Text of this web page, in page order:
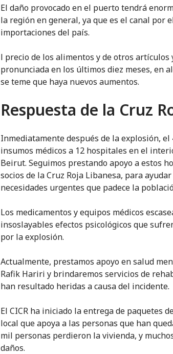
El daño provocado en el puerto tendrá
la región en general, ya que es el canal por
importaciones del país.
l precio de los alimentos y de otros
pronunciada en los últimos diez meses, en
se teme que haya nuevos aumentos.
Respuesta de la Cruz
Inmediatamente después de la explosión, el
insumos médicos a 12 hospitales en el
Beirut. Seguimos prestando apoyo a estos
socios de la Cruz Roja Libanesa, para
necesidades urgentes que padece la
Los medicamentos y equipos médicos
insoslayables efectos psicológicos que
por la explosión.
Actualmente, prestamos apoyo en salud
Rafik Hariri y brindaremos servicios de
han resultado heridas a causa del incidente.
El CICR ha iniciado la entrega de paquetes
local que apoya a las personas que han
mil personas perdieron la vivienda, y
daños.